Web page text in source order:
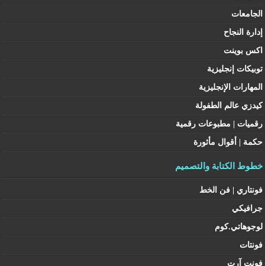
الجامعات
إدارة النجاح
اكس بوينت
توبيكات إنجليزية
المهارات الإنجليزية
كيدزي عالم الطفولة
رقميات | مطبوعات رقمية
حكمة | أقوال مأثورة
خطوط الكتابة والتصميم
فونتاري | فن الخط
جرافيكي
لوجوهاتي.كوم
فونتات
فونت آرت